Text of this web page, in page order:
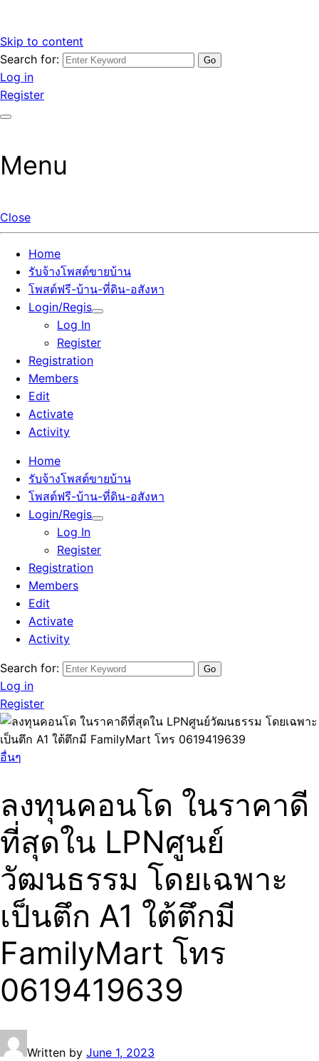
Skip to content
รับจ้างโพสต์ขายบ้านราคาถูก รับโพสต์ลงเว็บขายบ้าน ที่ดิน อสัง
หา โพสต์คุณภาพ ราคาคุ้มค่า แตกต่างกว่า
เว็บไซต์ รับจ้างโพสต์ขายบ้านราคาถูก อสังหา ทีดิน โพสต์ลงเว็บ
ขายบ้าน รับโพสต์ที่ดิน อสังหา เน้นผลงาน รับรองคุณภาพ ติดกู
เกิ้ลหน้าแรกทุกโพสต์ได้จริง ที่เดียวในไทย
Search for:
Log in
Register
Menu
Close
Home
รับจ้างโพสต์ขายบ้าน
โพสต์ฟรี-บ้าน-ที่ดิน-อสังหา
Login/Regis
Log In
Register
Registration
Members
Edit
Activate
Activity
Home
รับจ้างโพสต์ขายบ้าน
โพสต์ฟรี-บ้าน-ที่ดิน-อสังหา
Login/Regis
Log In
Register
Registration
Members
Edit
Activate
Activity
Search for:
Log in
Register
อื่นๆ
ลงทุนคอนโด ในราคาดี
ที่สุดใน LPNศูนย์
วัฒนธรรม โดยเฉพาะ
เป็นตึก A1 ใต้ตึกมี
FamilyMart โทร
0619419639
Written by June 1, 2023